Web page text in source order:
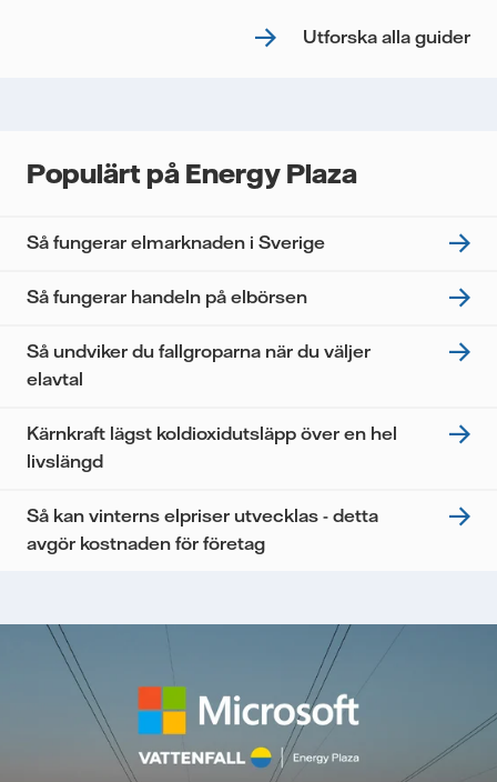
Utforska alla guider
Populärt på Energy Plaza
Så fungerar elmarknaden i Sverige
Så fungerar handeln på elbörsen
Så undviker du fallgroparna när du väljer
elavtal
Kärnkraft lägst koldioxidutsläpp över en hel
livslängd
Så kan vinterns elpriser utvecklas - detta
avgör kostnaden för företag